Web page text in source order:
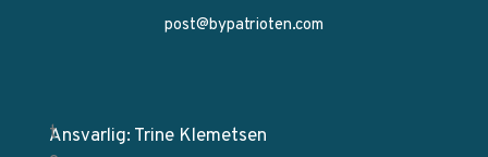
post@bypatrioten.com
Ansvarlig: Trine Klemetsen